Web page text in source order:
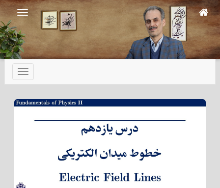
Skip
to
main
content
تعویض
ناوبری